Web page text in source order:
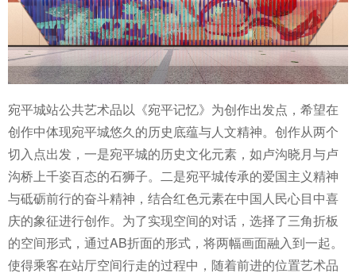
宛平城站公共艺术品以《宛平记忆》为创作出发点，希望在
创作中体现宛平城悠久的历史底蕴与人文精神。创作从两个
切入点出发，一是宛平城的历史文化元素，如卢沟晓月与卢
沟桥上千姿百态的石狮子。二是宛平城传承的爱国主义精神
与砥砺前行的奋斗精神，结合红色元素在中国人民心目中喜
庆的象征进行创作。为了实现空间的对话，选择了三角折板
的空间形式，通过AB折面的形式，将两幅画面融入到一起。
使得乘客在站厅空间行走的过程中，随着前进的位置艺术品